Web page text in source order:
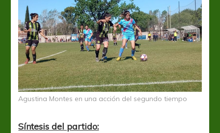
Agustina Montes en una acción del segundo tiempo
Síntesis del partido: